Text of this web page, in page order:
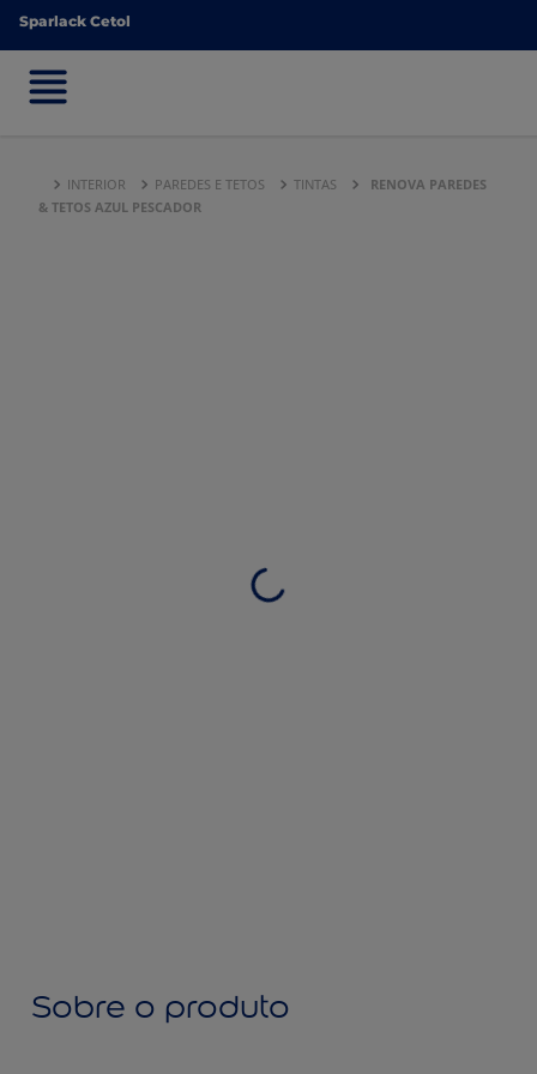
Sparlack Cetol
Sparlack Cetol
INTERIOR PAREDES E TETOS TINTAS
RENOVA PAREDES
& TETOS AZUL PESCADOR
Sobre o produto